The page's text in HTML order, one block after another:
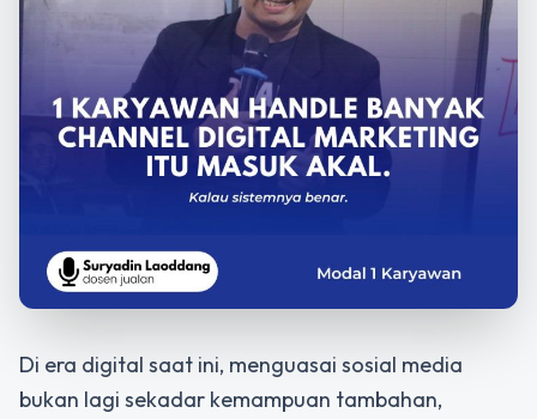
Di era digital saat ini, menguasai sosial media
bukan lagi sekadar kemampuan tambahan,